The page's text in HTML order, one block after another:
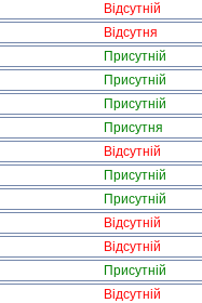
Відсутній
Відсутня
Присутній
Присутній
Присутній
Присутня
Відсутній
Присутній
Присутній
Відсутній
Відсутній
Присутній
Відсутній